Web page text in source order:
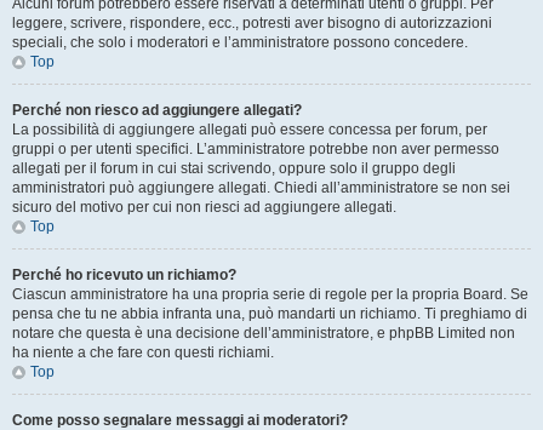
Alcuni forum potrebbero essere riservati a determinati utenti o gruppi. Per
leggere, scrivere, rispondere, ecc., potresti aver bisogno di autorizzazioni
speciali, che solo i moderatori e l’amministratore possono concedere.
Top
Perché non riesco ad aggiungere allegati?
La possibilità di aggiungere allegati può essere concessa per forum, per
gruppi o per utenti specifici. L’amministratore potrebbe non aver permesso
allegati per il forum in cui stai scrivendo, oppure solo il gruppo degli
amministratori può aggiungere allegati. Chiedi all’amministratore se non sei
sicuro del motivo per cui non riesci ad aggiungere allegati.
Top
Perché ho ricevuto un richiamo?
Ciascun amministratore ha una propria serie di regole per la propria Board. Se
pensa che tu ne abbia infranta una, può mandarti un richiamo. Ti preghiamo di
notare che questa è una decisione dell’amministratore, e phpBB Limited non
ha niente a che fare con questi richiami.
Top
Come posso segnalare messaggi ai moderatori?